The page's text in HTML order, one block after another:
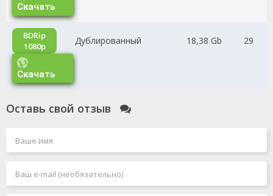
Скачать
BDRip
1080p
Дублированный 18,38 Gb 29
Скачать
Оставь свой отзыв